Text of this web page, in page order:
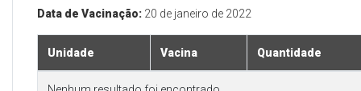
Data de Vacinação: 20 de janeiro de 2022
Unidade Vacina Quantidade